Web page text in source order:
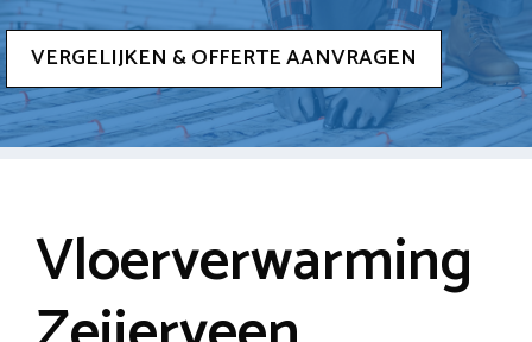
VERGELIJKEN & OFFERTE AANVRAGEN
Vloerverwarming